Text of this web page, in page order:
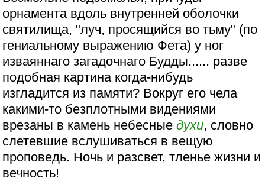
орнамента вдоль внутренней оболочки
святилища, "луч, просящийся во тьму" (по
гениальному выражению Фета) у ног
изваяннаго загадочнаго Будды...... разве
подобная картина когда-нибудь
изгладится из памяти? Вокруг его чела
какими-то безплотными видениями
врезаны в камень небесныедухи, словно
слетевшие вслушиваться в вещую
проповедь. Ночь и разсвет, тленье жизни и
вечность!